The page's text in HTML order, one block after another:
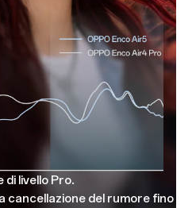
di livello Pro.
cancellazione del rumore fino